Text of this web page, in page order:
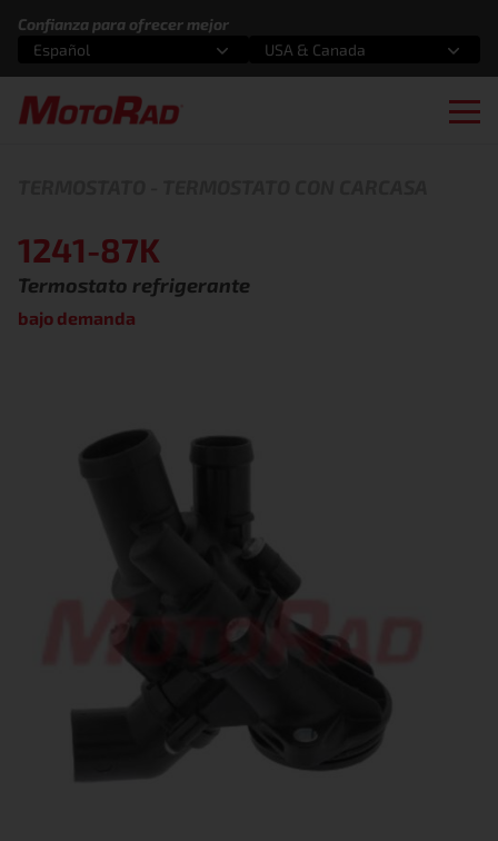
Confianza para ofrecer mejor
Selecciona una opción
Español
Selecciona una opción
USA & Canada
1241-87K
Termostato refrigerante
bajo demanda